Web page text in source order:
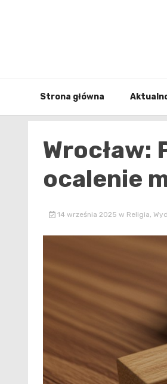
Strona główna
Wrocław:
ocalenie
14 września 2025 w Religia,